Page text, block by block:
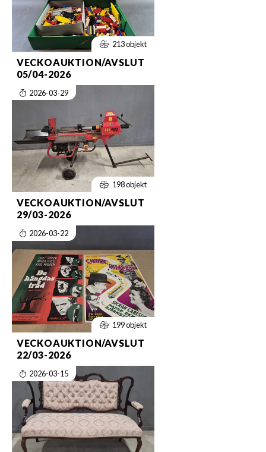
213 objekt
VECKOAUKTION/AVSLUT
05/04-2026
2026-03-29
198 objekt
VECKOAUKTION/AVSLUT
29/03-2026
2026-03-22
199 objekt
VECKOAUKTION/AVSLUT
22/03-2026
2026-03-15